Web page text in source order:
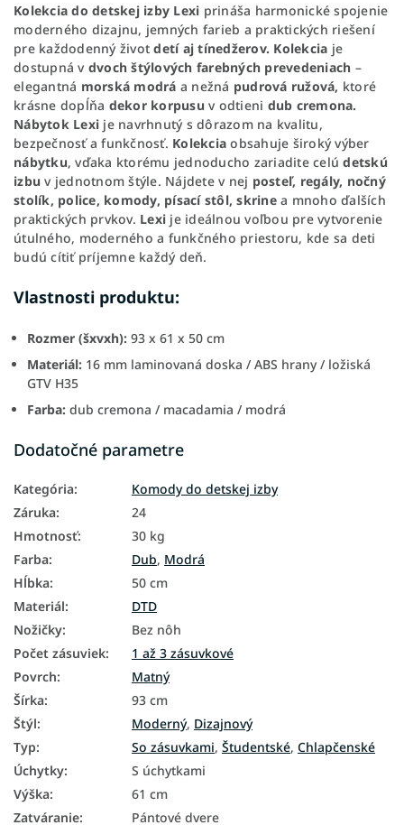
Kolekcia do detskej izby Lexi prináša harmonické spojenie
moderného dizajnu, jemných farieb a praktických riešení
pre každodenný životdetí aj tínedžerov. Kolekcia je
dostupná v dvoch štýlových farebných prevedeniach –
elegantná morská modrá a nežná pudrová ružová, ktoré
krásne dopĺňa dekor korpusu v odtieni dub cremona.
Nábytok Lexi je navrhnutý s dôrazom na kvalitu,
bezpečnosť a funkčnosť. Kolekcia obsahuje široký výber
nábytku, vďaka ktorému jednoducho zariadite celúdetskú
izbu v jednotnom štýle. Nájdete v nej posteľ, regály, nočný
stolík, police, komody, písací stôl, skrinea mnoho ďalších
praktických prvkov. Lexi je ideálnou voľbou pre vytvorenie
útulného, moderného a funkčného priestoru, kde sa deti
budú cítiť príjemne každý deň.
Vlastnosti produktu:
Rozmer (šxvxh): 93 x 61 x 50 cm
Materiál: 16 mm laminovaná doska / ABS hrany / ložiská
GTV H35
Farba: dub cremona / macadamia / modrá
Dodatočné parametre
Kategória:
Komody do detskej izby
Záruka:
24
Hmotnosť:
30 kg
Farba: Dub, Modrá
Hĺbka:
50 cm
Materiál:
DTD
Nožičky:
Bez nôh
Počet zásuviek:
1 až 3 zásuvkové
Povrch:
Matný
Šírka:
93 cm
Štýl: Moderný, Dizajnový
Typ: So zásuvkami, Študentské, Chlapčenské
Úchytky:
S úchytkami
Výška:
61 cm
Zatváranie: Pántové dvere